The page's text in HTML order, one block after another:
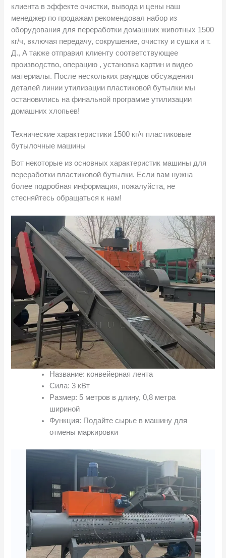
клиента в эффекте очистки, вывода и цены наш
менеджер по продажам рекомендовал набор из
оборудования для переработки домашних животных 1500
кг/ч, включая передачу, сокрушение, очистку и сушки и т.
Д., А также отправил клиенту соответствующее
производство, операцию , установка картин и видео
материалы. После нескольких раундов обсуждения
деталей линии утилизации пластиковой бутылки мы
остановились на финальной программе утилизации
домашних хлопьев!
Технические характеристики 1500 кг/ч пластиковые
бутылочные машины
Вот некоторые из основных характеристик машины для
переработки пластиковой бутылки. Если вам нужна
более подробная информация, пожалуйста, не
стесняйтесь обращаться к нам!
Название: конвейерная лента
Сила: 3 кВт
Размер: 5 метров в длину, 0,8 метра
шириной
Функция: Подайте сырье в машину для
отмены маркировки